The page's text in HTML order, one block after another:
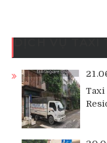
Taxi